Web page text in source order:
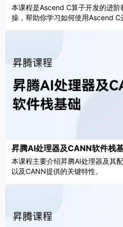
本课程是Ascend C算子开发的进
操，帮助你学习如何使用Ascend C
昇腾AI处理器及CANN软件栈
本课程主要介绍昇腾AI处理器及其
以及CANN提供的关键特性。